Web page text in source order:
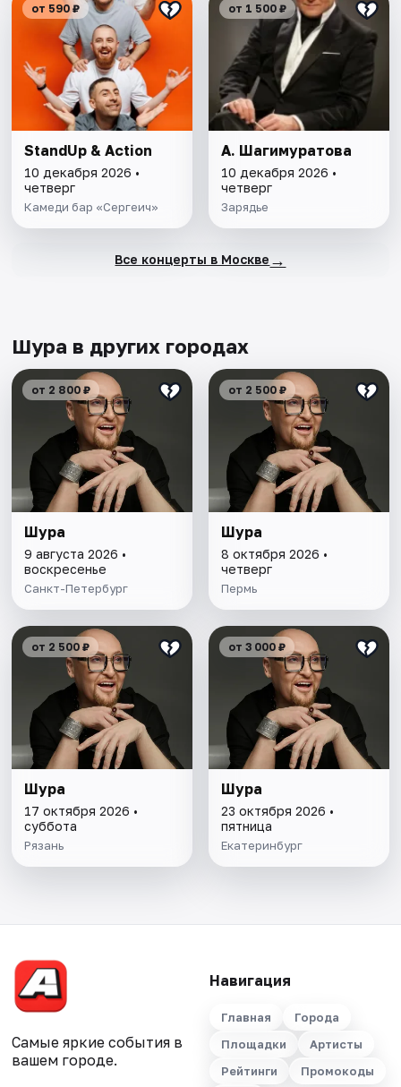
от 590 ₽
StandUp & Action
10 декабря 2026 •
четверг
Камеди бар «Сергеич»
от 1 500 ₽
А. Шагимуратова
10 декабря 2026 •
четверг
Зарядье
Все концерты в Москве →
Шура в других городах
от 2 800 ₽
Шура
9 августа 2026 •
воскресенье
Санкт-Петербург
от 2 500 ₽
Шура
8 октября 2026 •
четверг
Пермь
от 2 500 ₽
Шура
17 октября 2026 •
суббота
Рязань
от 3 000 ₽
Шура
23 октября 2026 •
пятница
Екатеринбург
Самые яркие события в
вашем городе.
Навигация
Главная
Города
Площадки
Артисты
Рейтинги
Промокоды